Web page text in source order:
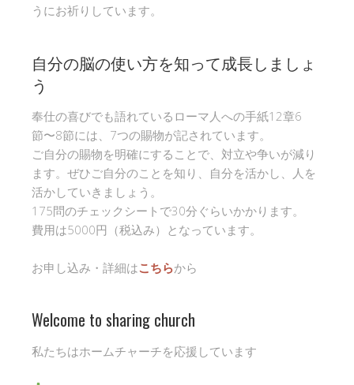
うにお祈りしています。
自分の脳の使い方を知って成長しましょ
う
奉仕の喜びでも語れているローマ人への手紙12章6
節〜8節には、7つの賜物が記されています。
ご自分の賜物を明確にすることで、対立や争いが減り
ます。ぜひご自分のことを知り、自分を活かし、人を
活かしていきましょう。
175問のチェックシートで30分ぐらいかかります。
費用は5000円（税込み）となっています。
お申し込み・詳細はこちらから
Welcome to sharing church
私たちはホームチャーチを応援しています